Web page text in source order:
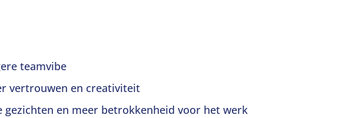
teamvibe
vertrouwen en creativiteit
gezichten en meer betrokkenheid voor het werk